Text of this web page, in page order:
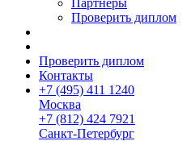
Партнёры
Проверить диплом
Проверить диплом
Контакты
+7 (495) 411 1240
Москва
+7 (812) 424 7921
Санкт-Петербург